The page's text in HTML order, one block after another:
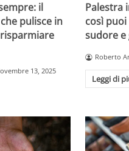
il
pulisce in
13, 2025
Palestra
così
sudore e
Roberto
Leggi di